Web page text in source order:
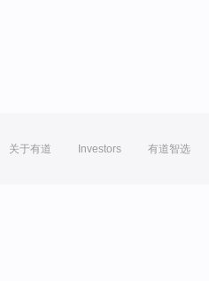
关于有道 Investors 有道智选